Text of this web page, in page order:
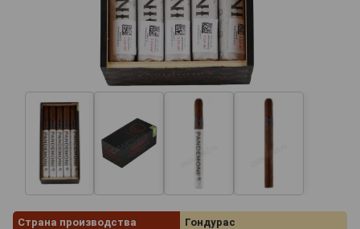
Страна производства
Гондурас